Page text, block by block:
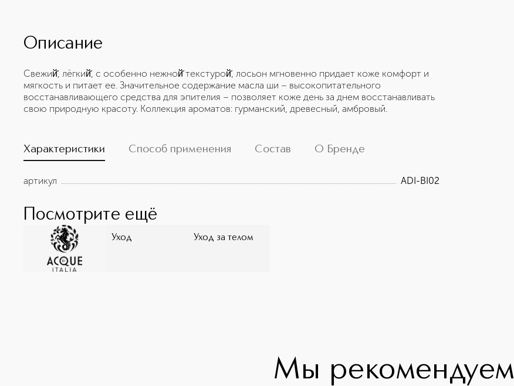
Описание
Свежий̆, лёгкий̆, с особенно нежной̆ текстурой̆, лосьон мгновенно придает коже комфорт и
мягкость и питает ее. Значительное содержание масла ши – высокопитательного
восстанавливающего средства для эпителия – позволяет коже день за днем восстанавливать
свою природную красоту. Коллекция ароматов: гурманский, древесный, амбровый.
Характеристики Способ применения Состав О Бренде
артикул ADI-BI02
Посмотрите ещё
Уход Уход за телом
Мы рекомендуем